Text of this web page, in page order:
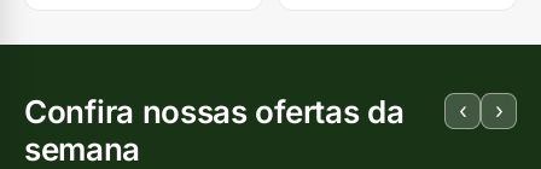
Confira nossas ofertas da
semana
‹ ›